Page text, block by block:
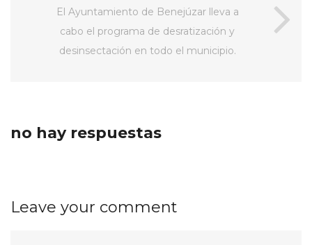
El Ayuntamiento de Benejúzar lleva a
cabo el programa de desratización y
desinsectación en todo el municipio.
no hay respuestas
Leave your comment